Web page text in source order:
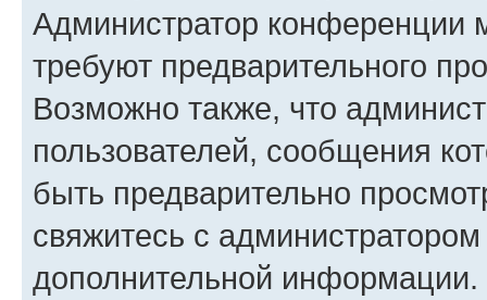
Администратор конференции
требуют предварительного
Возможно также, что
пользователей, сообщения
быть предварительно
свяжитесь с
дополнительной информации.